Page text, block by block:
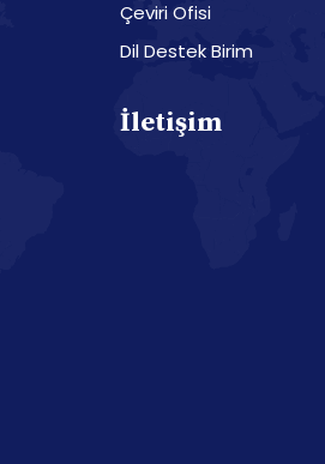
Çeviri Ofisi
Dil Destek Birim
İletişim